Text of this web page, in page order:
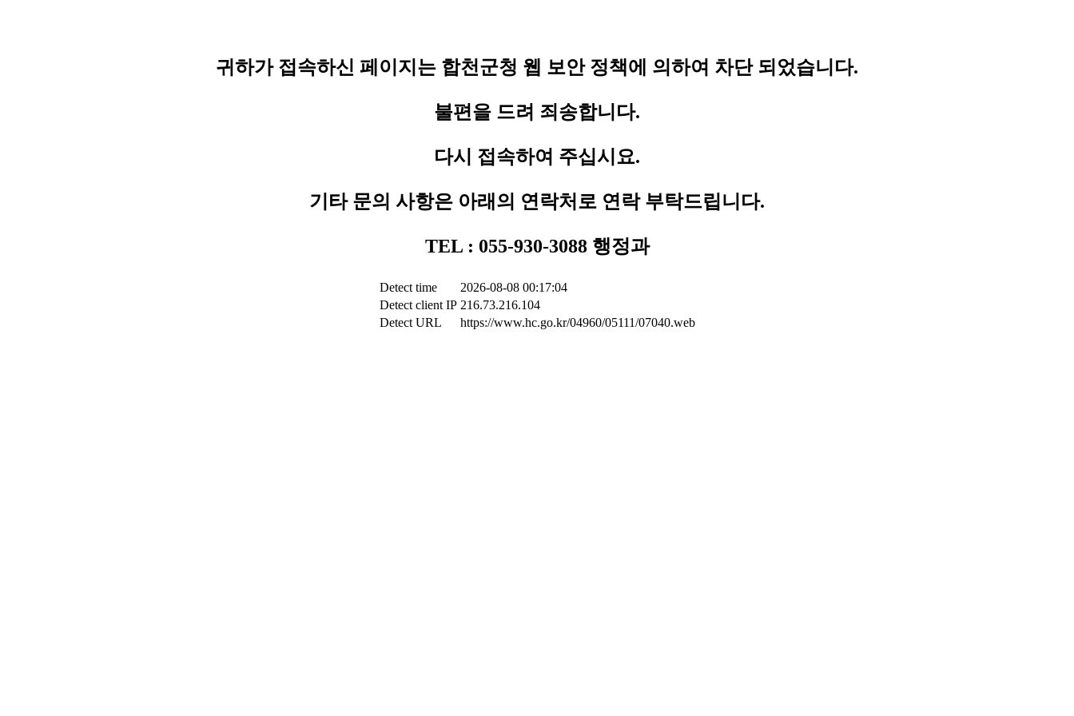
귀하가 접속하신 페이지는 합천군청 웹 보안 정책에 의하여 차단 되었습니다.
불편을 드려 죄송합니다.
다시 접속하여 주십시요.
기타 문의 사항은 아래의 연락처로 연락 부탁드립니다.
TEL : 055-930-3088 행정과
Detect time
2026-08-08 00:17:04
Detect client IP 216.73.216.104
Detect URL
https://www.hc.go.kr/04960/05111/07040.web